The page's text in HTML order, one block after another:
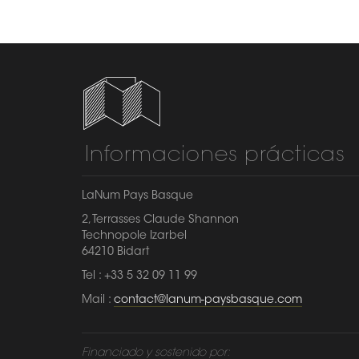
Informaciones prácticas
LaNum Pays Basque
2, Terrasses Claude Shannon
Technopole Izarbel
64210 Bidart
Tel : +33 5 32 09 11 99
Mail : contact@lanum-paysbasque.com
Financiado y sostenido por: